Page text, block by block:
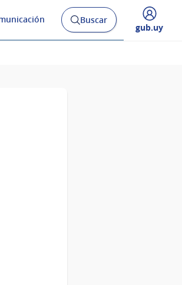
Abrir
buscador
Buscar
Desplegar
gub.uy